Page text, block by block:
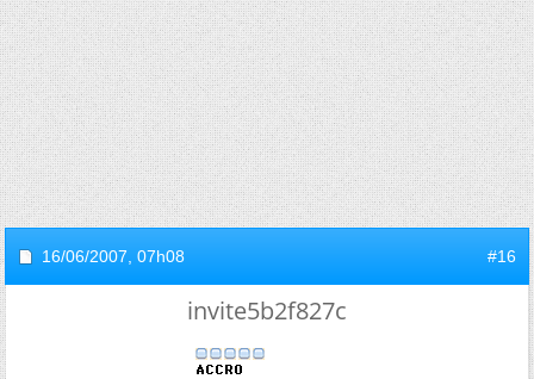
16/06/2007, 07h08 #16
invite5b2f827c